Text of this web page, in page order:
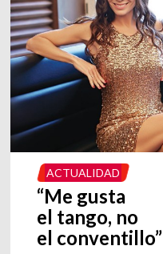
ACTUALIDAD
“Me gusta
el tango, no
el conventillo”